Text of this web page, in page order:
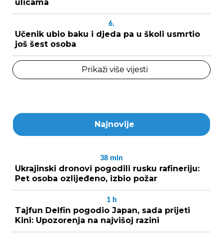
ulicama
6.
Učenik ubio baku i djeda pa u školi usmrtio
još šest osoba
Prikaži više vijesti
Najnovije
38 min
Ukrajinski dronovi pogodili rusku rafineriju:
Pet osoba ozlijeđeno, izbio požar
1 h
Tajfun Delfin pogodio Japan, sada prijeti
Kini: Upozorenja na najvišoj razini